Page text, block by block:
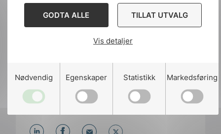
GODTA ALLE TILLAT UTVALG
Vis detaljer
Nødvendig Egenskaper Statistikk Markedsføring
Publiserte: 6. nov. 2014
Del artikkelen på: